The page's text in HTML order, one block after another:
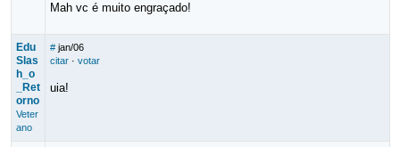
Mah vc é muito engraçado!
Edu
Slas
h_o
_Ret
orno
Veter
ano
# jan/06
citar· votar
uia!